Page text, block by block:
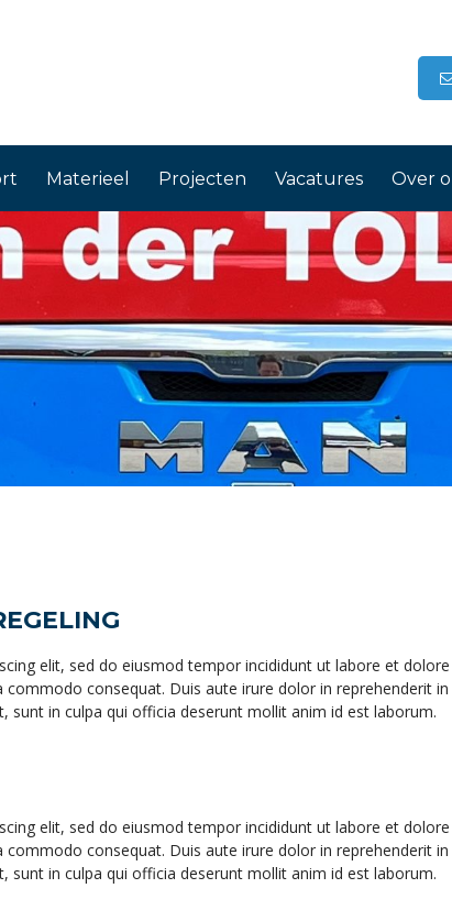
Materieel Projecten Vacatures Over
elit, sed do eiusmod tempor incididunt ut labore et
consequat. Duis aute irure dolor in reprehenderit
sunt in culpa qui officia deserunt mollit anim id est laborum.
elit, sed do eiusmod tempor incididunt ut labore et
consequat. Duis aute irure dolor in reprehenderit
sunt in culpa qui officia deserunt mollit anim id est laborum.